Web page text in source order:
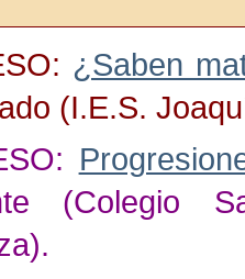
¿Saben
(I.E.S.
(Colegio